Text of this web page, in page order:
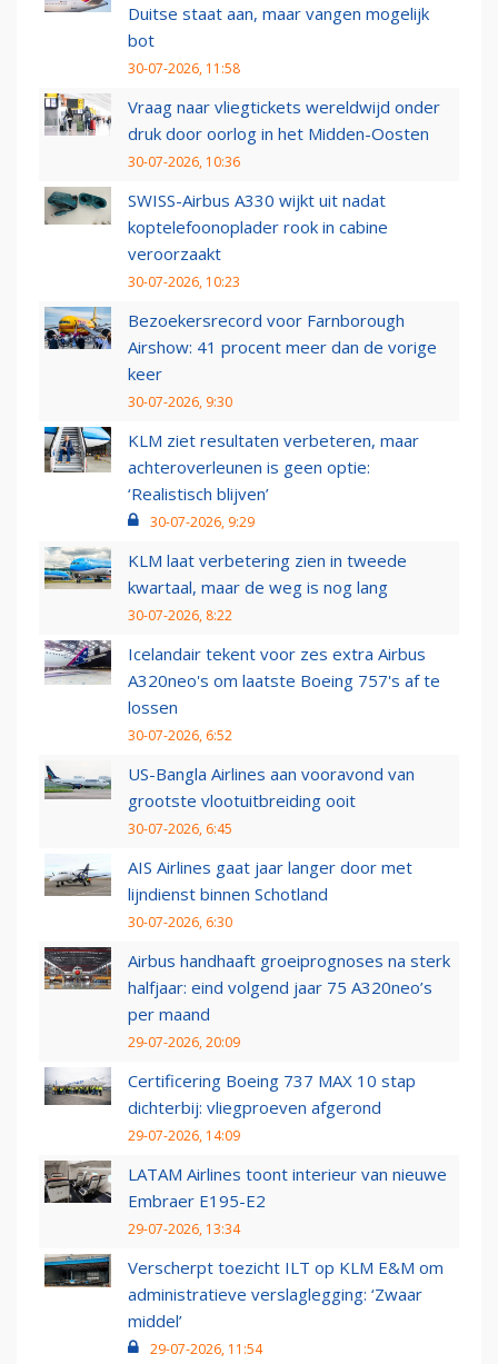
Duitse staat aan, maar vangen mogelijk
bot
30-07-2026, 11:58
Vraag naar vliegtickets wereldwijd onder
druk door oorlog in het Midden-Oosten
30-07-2026, 10:36
SWISS-Airbus A330 wijkt uit nadat
koptelefoonoplader rook in cabine
veroorzaakt
30-07-2026, 10:23
Bezoekersrecord voor Farnborough
Airshow: 41 procent meer dan de vorige
keer
30-07-2026, 9:30
KLM ziet resultaten verbeteren, maar
achteroverleunen is geen optie:
‘Realistisch blijven’
30-07-2026, 9:29
KLM laat verbetering zien in tweede
kwartaal, maar de weg is nog lang
30-07-2026, 8:22
Icelandair tekent voor zes extra Airbus
A320neo's om laatste Boeing 757's af te
lossen
30-07-2026, 6:52
US-Bangla Airlines aan vooravond van
grootste vlootuitbreiding ooit
30-07-2026, 6:45
AIS Airlines gaat jaar langer door met
lijndienst binnen Schotland
30-07-2026, 6:30
Airbus handhaaft groeiprognoses na sterk
halfjaar: eind volgend jaar 75 A320neo’s
per maand
29-07-2026, 20:09
Certificering Boeing 737 MAX 10 stap
dichterbij: vliegproeven afgerond
29-07-2026, 14:09
LATAM Airlines toont interieur van nieuwe
Embraer E195-E2
29-07-2026, 13:34
Verscherpt toezicht ILT op KLM E&M om
administratieve verslaglegging: ‘Zwaar
middel’
29-07-2026, 11:54